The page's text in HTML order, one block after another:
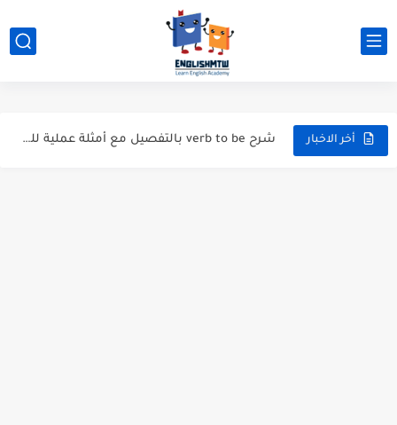
أخر الاخبار شرح verb to be بالتفصيل مع أمثلة عملية للمبتدئين